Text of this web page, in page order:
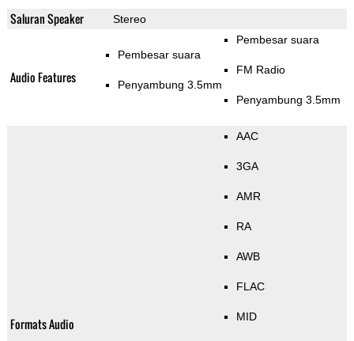
Saluran Speaker Stereo
Audio Features
Pembesar suara
Penyambung 3.5mm
Pembesar suara
FM Radio
Penyambung 3.5mm
Formats Audio
AAC
3GA
AMR
RA
AWB
FLAC
MID